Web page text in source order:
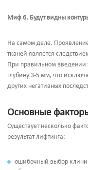
Миф 6. Будут видны
На самом деле.
тканей является
При правильном введении
глубину 3-5 мм, что
других негативных
Основные
Существует несколько
результат лифтинга:
ошибочный выбор